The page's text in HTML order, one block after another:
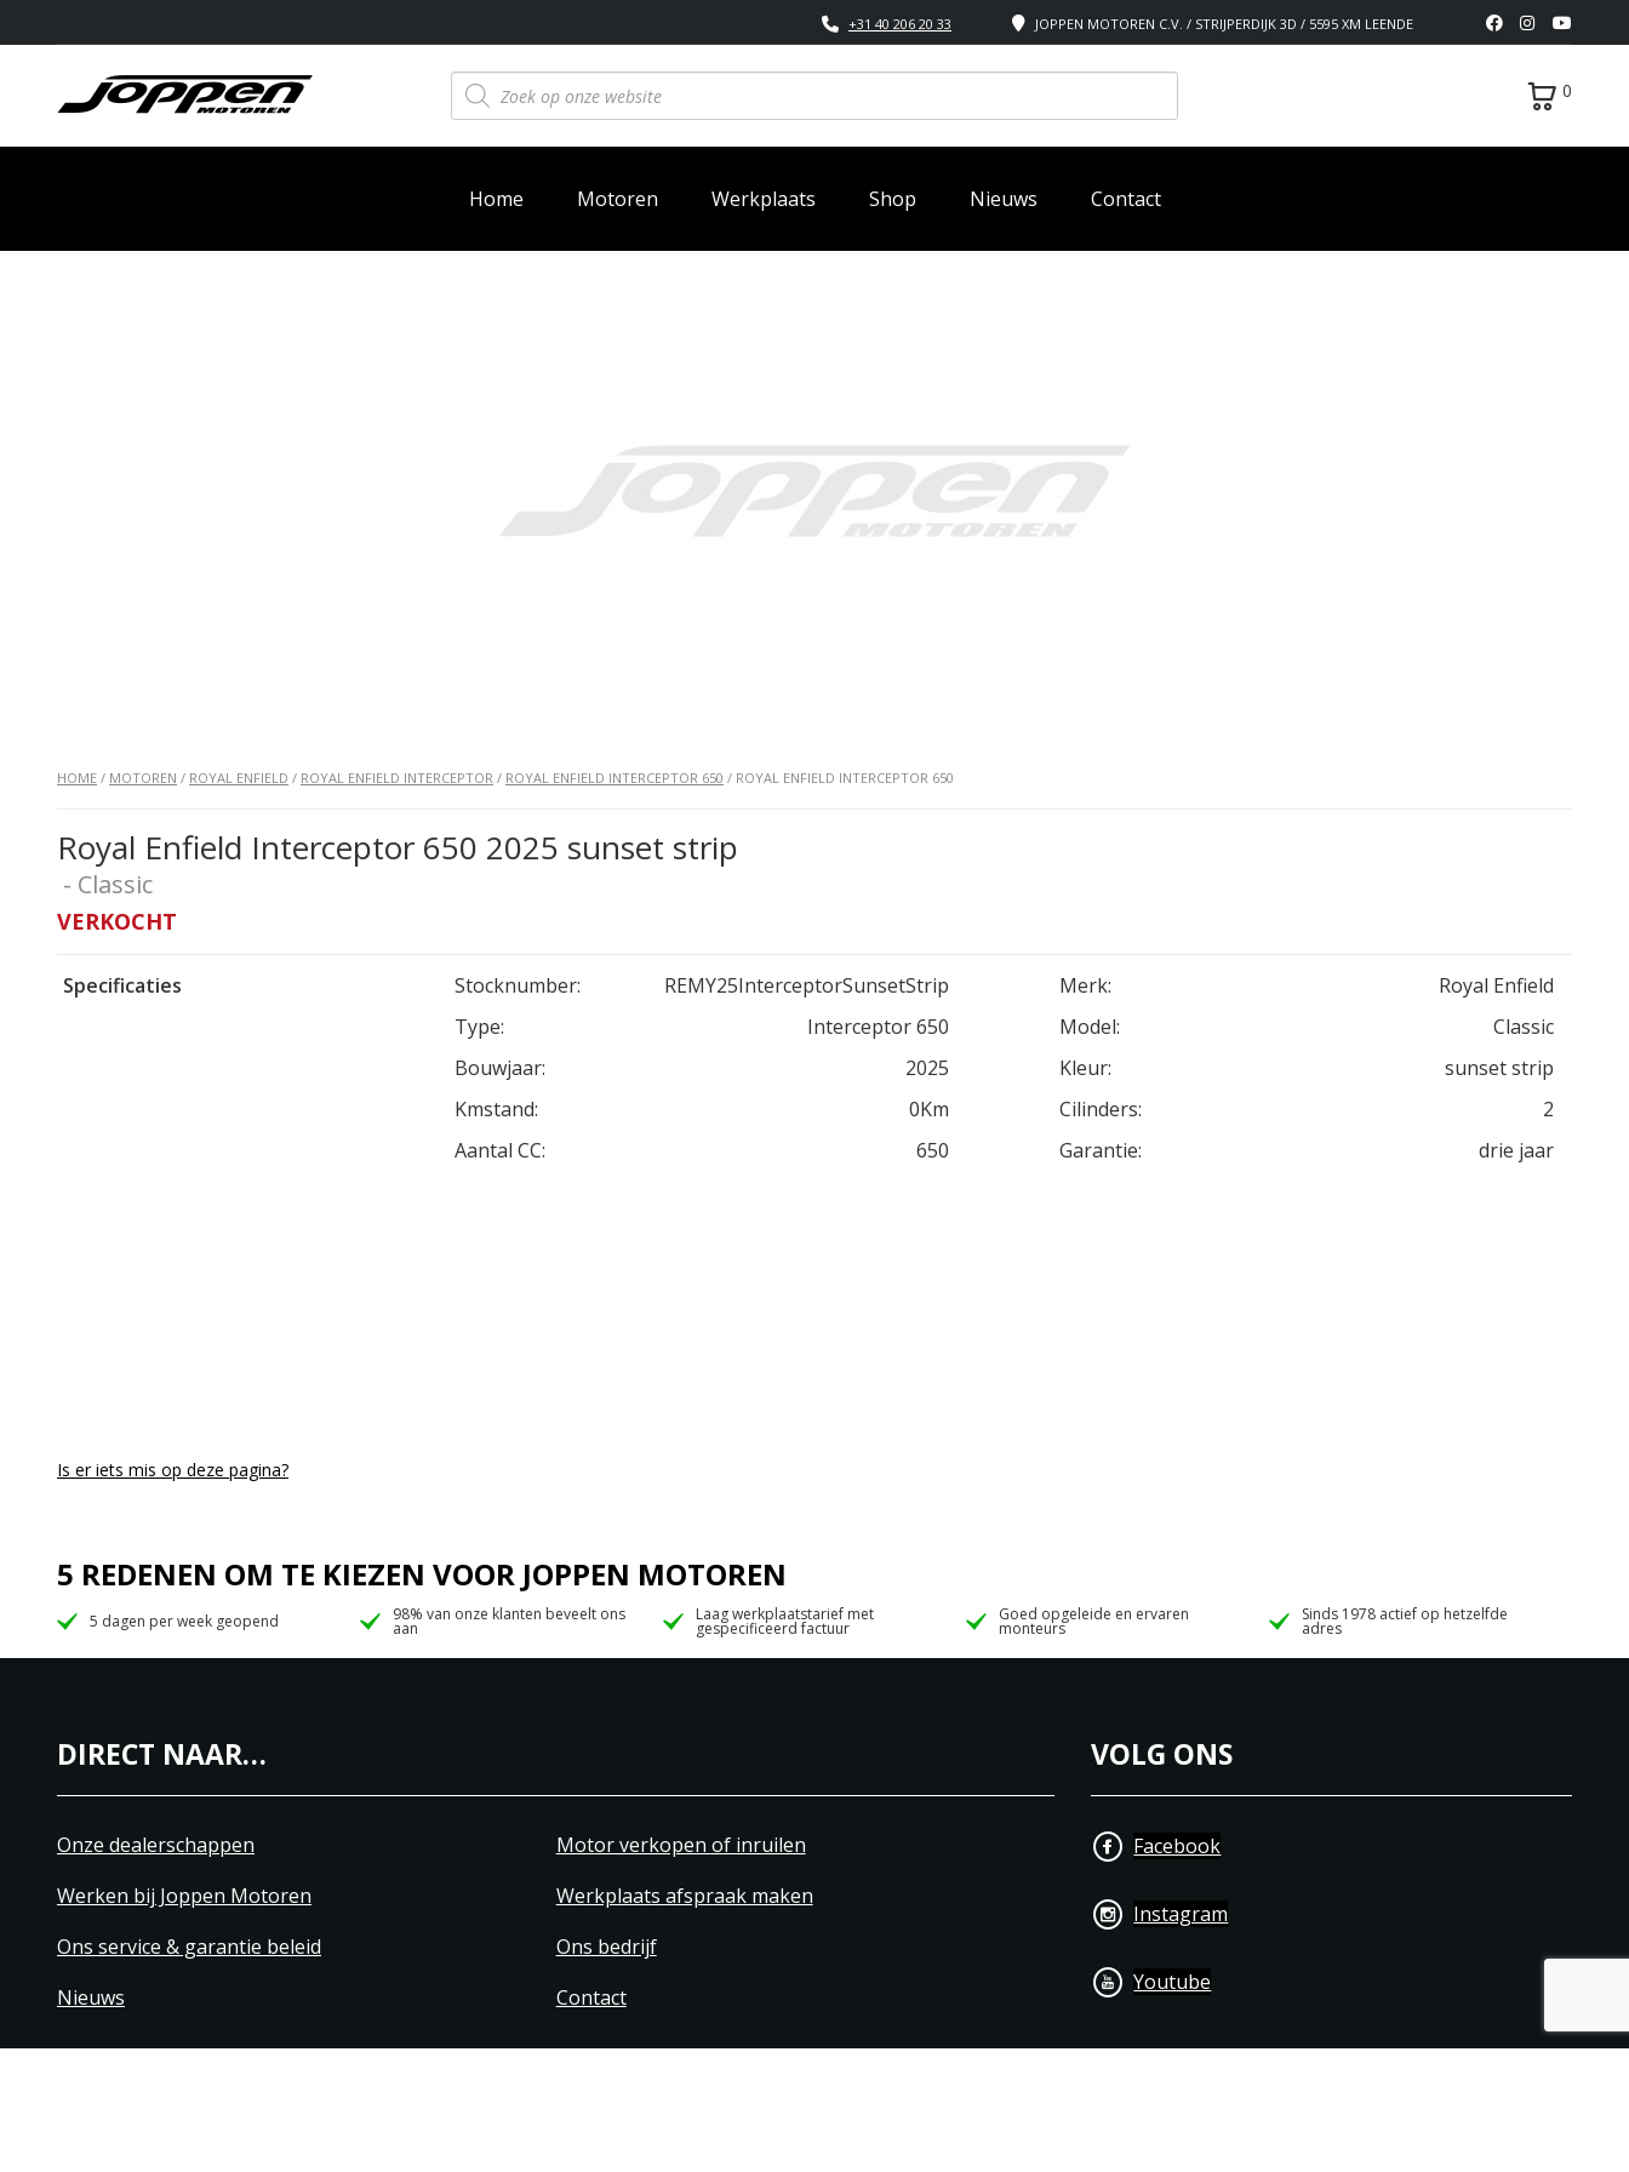
JOPPEN MOTOREN C.V. / STRIJPERDIJK 3D / 5595 XM LEENDE
+31 40 206 20 33
Producten
zoeken 0
Home Motoren Werkplaats Shop Nieuws Contact
HOME / MOTOREN / ROYAL ENFIELD / ROYAL ENFIELD INTERCEPTOR / ROYAL ENFIELD INTERCEPTOR 650 / ROYAL ENFIELD INTERCEPTOR 650
Royal Enfield Interceptor 650 2025 sunset strip
- Classic
VERKOCHT
Specificaties Stocknumber: REMY25InterceptorSunsetStrip Merk:
Royal Enfield
Type:
Interceptor 650 Model:
Classic
Bouwjaar:
2025 Kleur:
sunset strip
Kmstand:
0Km Cilinders:
2
Aantal CC:
650 Garantie: drie jaar
Is er iets mis op deze pagina?
5 REDENEN OM TE KIEZEN VOOR JOPPEN MOTOREN
5 dagen per week geopend 98% van onze klanten beveelt ons
aan
Laag werkplaatstarief met
gespecificeerd factuur
Goed opgeleide en ervaren
monteurs
Sinds 1978 actief op hetzelfde
adres
DIRECT NAAR…
Onze dealerschappen
Motor verkopen of inruilen
Werken bij Joppen Motoren
Werkplaats afspraak maken
Ons service & garantie beleid
Ons bedrijf
Nieuws
Contact
VOLG ONS
Facebook
Instagram
Youtube